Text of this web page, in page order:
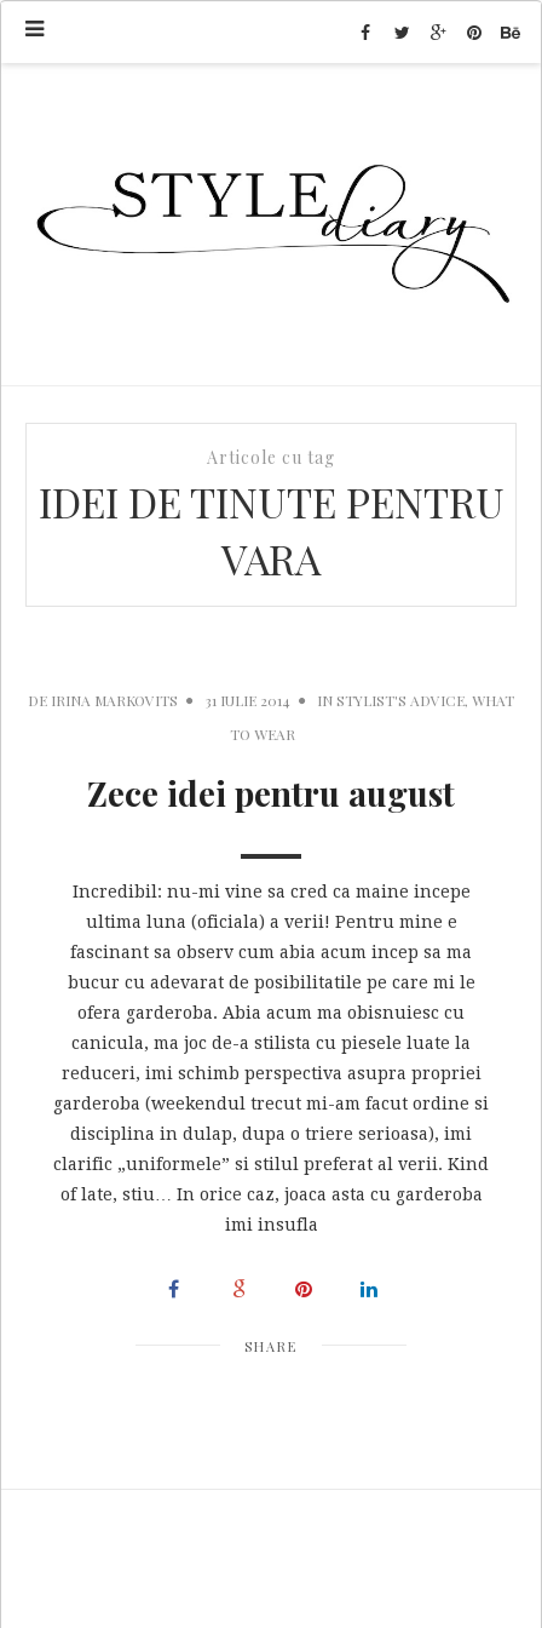
Articole cu tag
IDEI DE TINUTE PENTRU
VARA
DE IRINA MARKOVITS 31 IULIE 2014 IN STYLIST'S ADVICE, WHAT
TO WEAR
Zece idei pentru august
Incredibil: nu-mi vine sa cred ca maine incepe
ultima luna (oficiala) a verii! Pentru mine e
fascinant sa observ cum abia acum incep sa ma
bucur cu adevarat de posibilitatile pe care mi le
ofera garderoba. Abia acum ma obisnuiesc cu
canicula, ma joc de-a stilista cu piesele luate la
reduceri, imi schimb perspectiva asupra propriei
garderoba (weekendul trecut mi-am facut ordine si
disciplina in dulap, dupa o triere serioasa), imi
clarific „uniformele” si stilul preferat al verii. Kind
of late, stiu… In orice caz, joaca asta cu garderoba
imi insufla
SHARE